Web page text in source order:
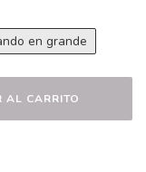
en grande